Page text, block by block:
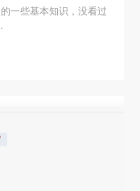
一些基本知识，没看过